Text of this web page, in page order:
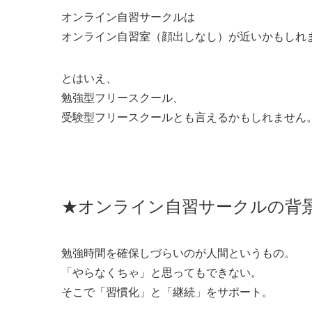
オンライン自習サークルは
オンライン自習室（顔出しなし）が近いかもしれ
とはいえ、
勉強型フリースクール、
受験型フリースクールとも言えるかもしれません。
★オンライン自習サークルの背
勉強時間を確保しづらいのが人間というもの。
「やらなくちゃ」と思ってもできない。
そこで「習慣化」と「継続」をサポート。